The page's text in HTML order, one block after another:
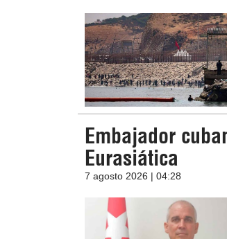
Embajador
Eurasiática
7 agosto 2026 | 04:28